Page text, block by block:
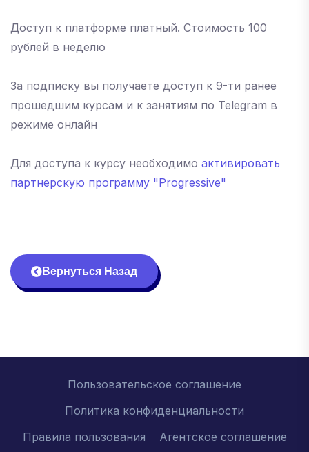
Доступ к платформе платный. Стоимость 100
рублей в неделю
За подписку вы получаете доступ к 9-ти ранее
прошедшим курсам и к занятиям по Telegram в
режиме онлайн
Для доступа к курсу необходимо активировать
партнерскую программу "Progressive"
Вернуться Назад
Пользовательское соглашение
Политика конфиденциальности
Правила пользования
Агентское соглашение